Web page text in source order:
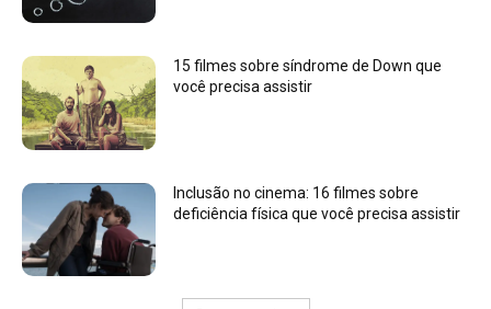
15 filmes sobre síndrome de Down que
você precisa assistir
Inclusão no cinema: 16 filmes sobre
deficiência física que você precisa assistir